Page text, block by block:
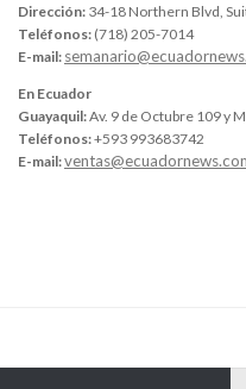
Dirección: 34-18 Northern Blvd,
Teléfonos: (718) 205-7014
E-mail:
En Ecuador
Guayaquil:Av. 9 de Octubre 109 y
Teléfonos:+593 993683742
E-mail: